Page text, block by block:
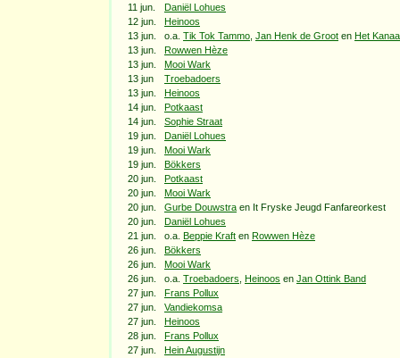
11 jun.
Daniël Lohues
12 jun.
Heinoos
13 jun.
o.a. Tik Tok Tammo Jan Henk de Groot en Het
13 jun.
Rowwen Hèze
13 jun.
Mooi Wark
13 jun
Troebadoers
13 jun.
Heinoos
14 jun.
Potkaast
14 jun.
Sophie Straat
19 jun.
Daniël Lohues
19 jun.
Mooi Wark
19 jun.
Bökkers
20 jun.
Potkaast
20 jun.
Mooi Wark
20 jun.
Gurbe Douwstra en It Fryske Jeugd Fanfareorkest
20 jun.
Daniël Lohues
21 jun.
o.a. Beppie Kraft en Rowwen Hèze
26 jun.
Bökkers
26 jun.
Mooi Wark
26 jun.
o.a. Troebadoers Heinoos en Jan Ottink Band
27 jun.
Frans Pollux
27 jun.
Vandiekomsa
27 jun.
Heinoos
28 jun.
Frans Pollux
27 jun.
Hein Augustijn